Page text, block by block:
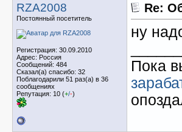
RZA2008
Постоянный посетитель
Регистрация: 30.09.2010
Адрес: Россия
Сообщений: 484
Сказал(а) спасибо: 32
Поблагодарили 51 раз(а) в 36
сообщениях
Репутация: 10 (+/-)
Re:
ну
Пока